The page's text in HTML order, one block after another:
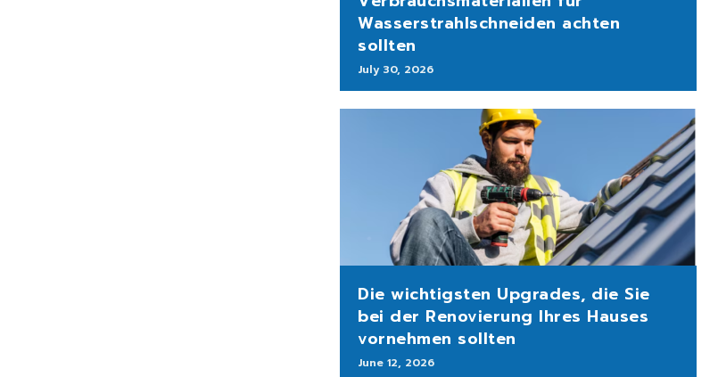
Wasserstrahlschneiden achten
sollten
July 30, 2026
Die wichtigsten Upgrades, die Sie
bei der Renovierung Ihres Hauses
vornehmen sollten
June 12, 2026